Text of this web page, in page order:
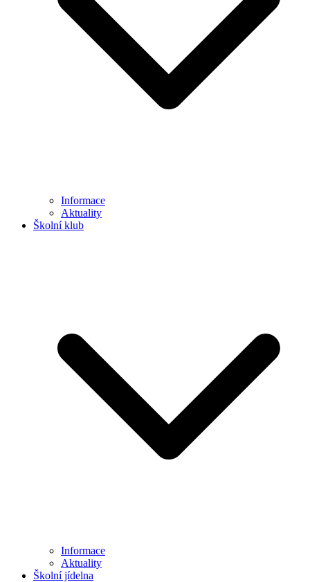
Informace
Aktuality
Školní klub
Informace
Aktuality
Školní jídelna